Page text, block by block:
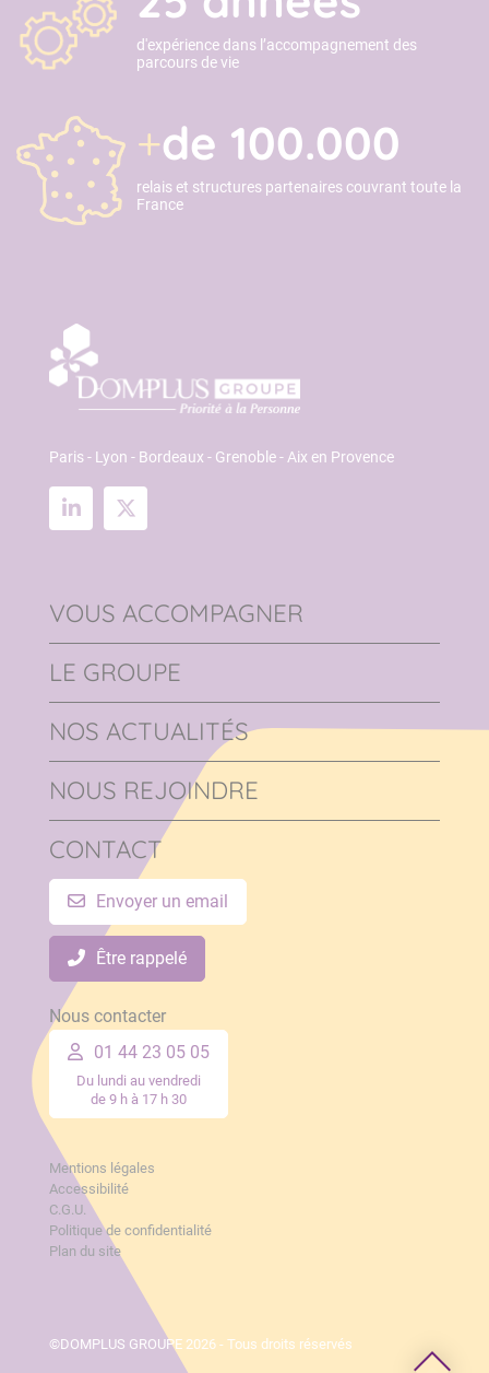
d'expérience dans l’accompagnement des
parcours de vie
+de 100.000
relais et structures partenaires couvrant toute la
France
Paris - Lyon - Bordeaux - Grenoble - Aix en Provence
VOUS ACCOMPAGNER
LE GROUPE
NOS ACTUALITÉS
NOUS REJOINDRE
CONTACT
Envoyer un email
Être rappelé
Nous contacter
01 44 23 05 05
©DOMPLUS GROUPE 2026 - Tous droits réservés
Mentions légales
Accessibilité
C.G.U.
Politique de confidentialité
Plan du site